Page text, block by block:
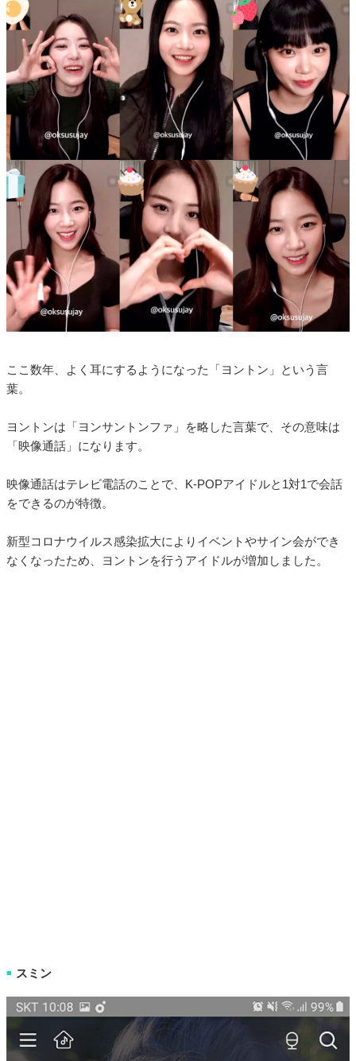
ここ数年、よく耳にするようになった「ヨントン」という言
葉。
ヨントンは「ヨンサントンファ」を略した言葉で、その意味は
「映像通話」になります。
映像通話はテレビ電話のことで、K-POPアイドルと1対1で会話
をできるのが特徴。
新型コロナウイルス感染拡大によりイベントやサイン会ができ
なくなったため、ヨントンを行うアイドルが増加しました。
■ スミン